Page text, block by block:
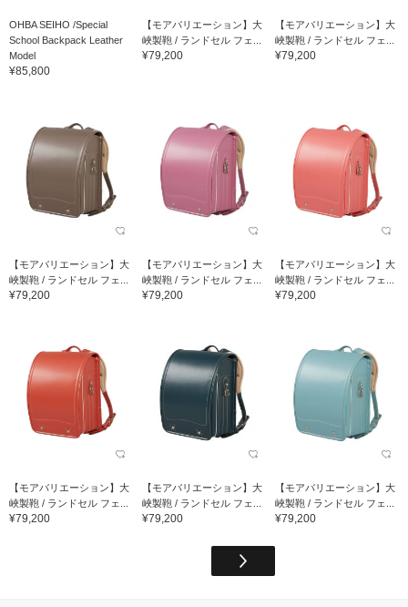
OHBA SEIHO /Special
School Backpack Leather
Model
¥85,800
【モアバリエーション】大
峽製鞄 / ランドセル フェ...
¥79,200
【モアバリエーション】大
峽製鞄 / ランドセル フェ...
¥79,200
【モアバリエーション】大
峽製鞄 / ランドセル フェ...
¥79,200
【モアバリエーション】大
峽製鞄 / ランドセル フェ...
¥79,200
【モアバリエーション】大
峽製鞄 / ランドセル フェ...
¥79,200
【モアバリエーション】大
峽製鞄 / ランドセル フェ...
¥79,200
【モアバリエーション】大
峽製鞄 / ランドセル フェ...
¥79,200
【モアバリエーション】大
峽製鞄 / ランドセル フェ...
¥79,200